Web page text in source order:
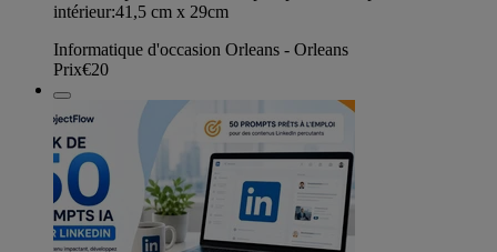
intérieur:41,5 cm x 29cm
Informatique d'occasion Orleans - Orleans
Prix€20